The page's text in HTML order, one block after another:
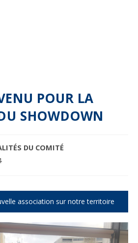
POUR LA
SHOWDOWN
DU COMITÉ
association sur notre territoire